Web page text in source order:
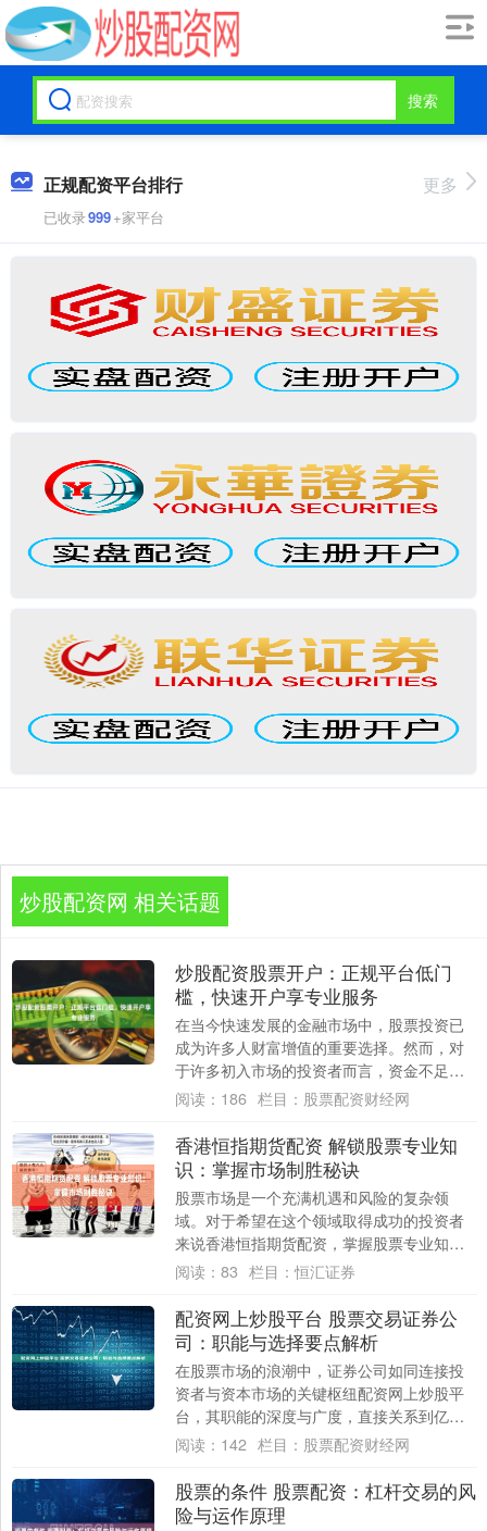
搜索
正规配资平台排行
已收录999+家平台
更多
炒股配资网 相关话题
炒股配资股票开户：正规平台低门
槛，快速开户享专业服务
在当今快速发展的金融市场中，股票投资已
成为许多人财富增值的重要选择。然而，对
于许多初入市场的投资者而言，资金不足往
往成为制约其投资步伐的关键因素。此时，
阅读： 186 栏目： 股票配资财经网
香港恒指期货配资 解锁股票专业知
识：掌握市场制胜秘诀
股票市场是一个充满机遇和风险的复杂领
域。对于希望在这个领域取得成功的投资者
来说香港恒指期货配资，掌握股票专业知识
至关重要。 配资资金由正规金融机构提供，
阅读： 83 栏目：恒汇证券
配资网上炒股平台 股票交易证券公
司：职能与选择要点解析
在股票市场的浪潮中，证券公司如同连接投
资者与资本市场的关键枢纽配资网上炒股平
台，其职能的深度与广度，直接关系到亿万
投资者的财富轨迹与市场整体的运行效率。
阅读： 142 栏目： 股票配资财经网
股票的条件 股票配资：杠杆交易的风
险与运作原理